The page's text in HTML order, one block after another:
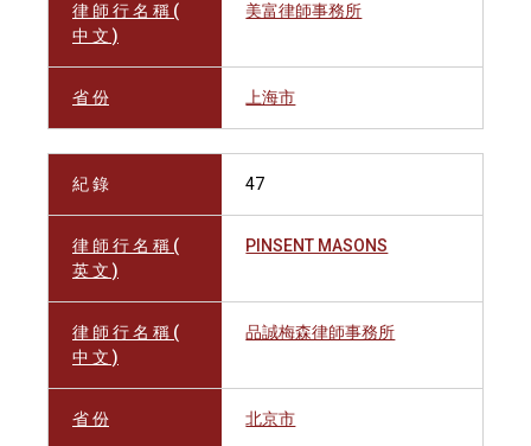
律 師 行 名 稱 (
中 文 )
美富律師事務所
省 份 上海市
紀 錄 47
律 師 行 名 稱 (
英 文 )
PINSENT MASONS
律 師 行 名 稱 (
中 文 )
品誠梅森律師事務所
省 份 北京市